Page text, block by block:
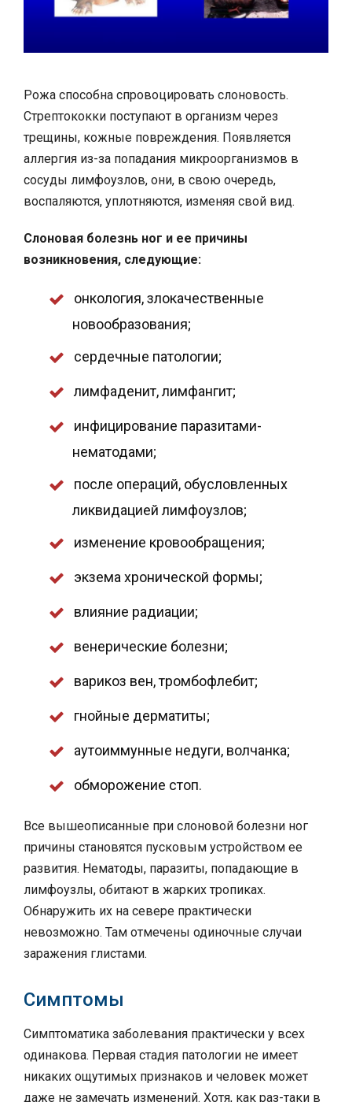
Рожа способна спровоцировать слоновость.
Стрептококки поступают в организм через
трещины, кожные повреждения. Появляется
аллергия из-за попадания микроорганизмов в
сосуды лимфоузлов, они, в свою очередь,
воспаляются, уплотняются, изменяя свой вид.
Слоновая болезнь ног и ее причины
возникновения, следующие:
онкология, злокачественные
новообразования;
сердечные патологии;
лимфаденит, лимфангит;
инфицирование паразитами-
нематодами;
после операций, обусловленных
ликвидацией лимфоузлов;
изменение кровообращения;
экзема хронической формы;
влияние радиации;
венерические болезни;
варикоз вен, тромбофлебит;
гнойные дерматиты;
аутоиммунные недуги, волчанка;
обморожение стоп.
Все вышеописанные при слоновой болезни ног
причины становятся пусковым устройством ее
развития. Нематоды, паразиты, попадающие в
лимфоузлы, обитают в жарких тропиках.
Обнаружить их на севере практически
невозможно. Там отмечены одиночные случаи
заражения глистами.
Симптомы
Симптоматика заболевания практически у всех
одинакова. Первая стадия патологии не имеет
никаких ощутимых признаков и человек может
даже не замечать изменений. Хотя, как раз-таки в